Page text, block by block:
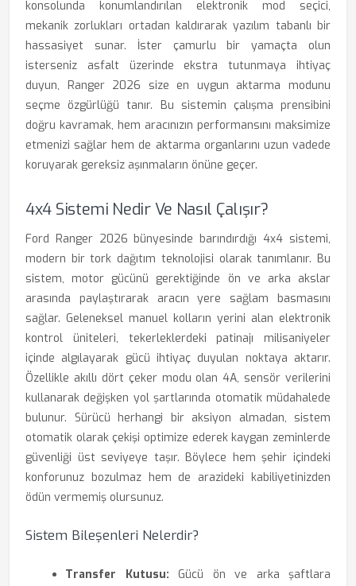
konsolunda konumlandırılan elektronik mod seçici,
mekanik zorlukları ortadan kaldırarak yazılım tabanlı bir
hassasiyet sunar. İster çamurlu bir yamaçta olun
isterseniz asfalt üzerinde ekstra tutunmaya ihtiyaç
duyun, Ranger 2026 size en uygun aktarma modunu
seçme özgürlüğü tanır. Bu sistemin çalışma prensibini
doğru kavramak, hem aracınızın performansını maksimize
etmenizi sağlar hem de aktarma organlarını uzun vadede
koruyarak gereksiz aşınmaların önüne geçer.
4x4 Sistemi Nedir Ve Nasıl Çalışır?
Ford Ranger 2026 bünyesinde barındırdığı 4x4 sistemi,
modern bir tork dağıtım teknolojisi olarak tanımlanır. Bu
sistem, motor gücünü gerektiğinde ön ve arka akslar
arasında paylaştırarak aracın yere sağlam basmasını
sağlar. Geleneksel manuel kolların yerini alan elektronik
kontrol üniteleri, tekerleklerdeki patinajı milisaniyeler
içinde algılayarak gücü ihtiyaç duyulan noktaya aktarır.
Özellikle akıllı dört çeker modu olan 4A, sensör verilerini
kullanarak değişken yol şartlarında otomatik müdahalede
bulunur. Sürücü herhangi bir aksiyon almadan, sistem
otomatik olarak çekişi optimize ederek kaygan zeminlerde
güvenliği üst seviyeye taşır. Böylece hem şehir içindeki
konforunuz bozulmaz hem de arazideki kabiliyetinizden
ödün vermemiş olursunuz.
Sistem Bileşenleri Nelerdir?
Transfer Kutusu: Gücü ön ve arka şaftlara